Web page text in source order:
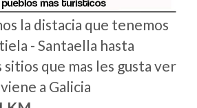
la distacia que tenemos
- Santaella hasta
sitios que mas les gusta ver
a Galicia